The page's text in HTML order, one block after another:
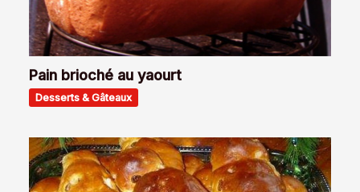
Pain brioché au yaourt
Desserts & Gâteaux